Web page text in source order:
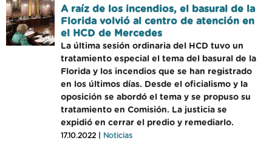
A raíz de los incendios, el basural de la
Florida volvió al centro de atención en
el HCD de Mercedes
La última sesión ordinaria del HCD tuvo un
tratamiento especial el tema del basural de la
Florida y los incendios que se han registrado
en los últimos días. Desde el oficialismo y la
oposición se abordó el tema y se propuso su
tratamiento en Comisión. La justicia se
expidió en cerrar el predio y remediarlo.
17.10.2022 | Noticias